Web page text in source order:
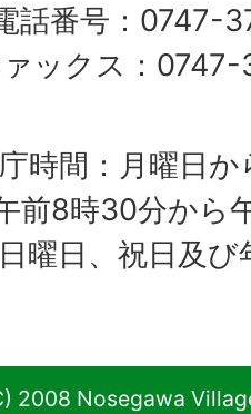
話番号：0747-
ックス：
時間：月曜日か
前8時30分から
日曜日、祝日及
2008 Nosegawa